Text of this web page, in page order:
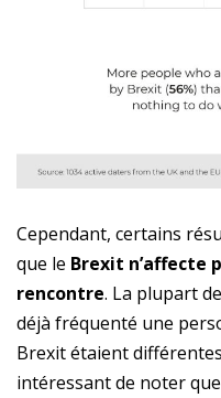
Cependant, certains
que le Brexit n’affecte
rencontre. La plupart
déjà fréquenté une
Brexit étaient
intéressant de noter